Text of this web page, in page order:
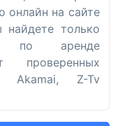
онлайн на сайте
найдете только
по аренде
проверенных
Akamai, Z-Tv